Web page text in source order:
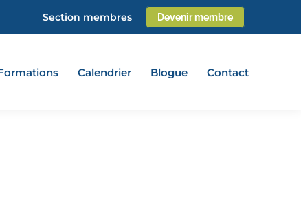
Section membres Devenir membre
Calendrier Blogue Contact